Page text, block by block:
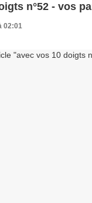
n°52 - vos
02:01